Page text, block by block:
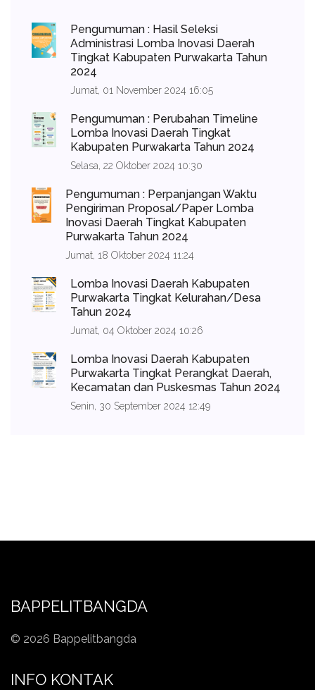
Pengumuman : Hasil Seleksi
Administrasi Lomba Inovasi Daerah
Tingkat Kabupaten Purwakarta Tahun
2024
Jumat, 01 November 2024 16:05
Pengumuman : Perubahan Timeline
Lomba Inovasi Daerah Tingkat
Kabupaten Purwakarta Tahun 2024
Selasa, 22 Oktober 2024 10:30
Pengumuman : Perpanjangan Waktu
Pengiriman Proposal/Paper Lomba
Inovasi Daerah Tingkat Kabupaten
Purwakarta Tahun 2024
Jumat, 18 Oktober 2024 11:24
Lomba Inovasi Daerah Kabupaten
Purwakarta Tingkat Kelurahan/Desa
Tahun 2024
Jumat, 04 Oktober 2024 10:26
Lomba Inovasi Daerah Kabupaten
Purwakarta Tingkat Perangkat Daerah,
Kecamatan dan Puskesmas Tahun 2024
Senin, 30 September 2024 12:49
BAPPELITBANGDA
© 2026 Bappelitbangda
INFO KONTAK